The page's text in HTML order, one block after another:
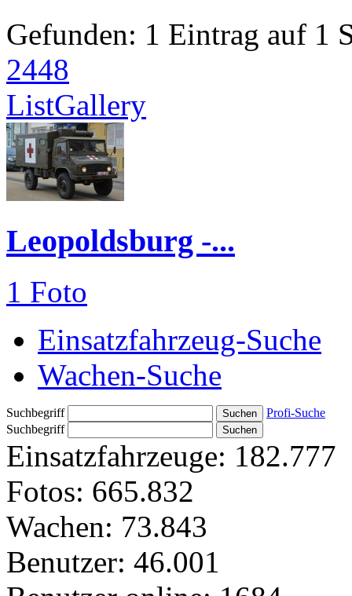
Gefunden: 1 Eintrag auf 1
2448
ListGallery
Leopoldsburg -...
1 Foto
Einsatzfahrzeug-Suche
Wachen-Suche
Suchbegriff
Profi-Suche
Suchbegriff
Einsatzfahrzeuge: 182.777
Fotos: 665.832
Wachen: 73.843
Benutzer: 46.001